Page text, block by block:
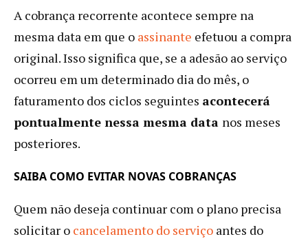
A cobrança recorrente acontece sempre na
mesma data em que o assinante efetuou a compra
original. Isso significa que, se a adesão ao serviço
ocorreu em um determinado dia do mês, o
faturamento dos ciclos seguintes acontecerá
pontualmente nessa mesma data nos meses
posteriores.
SAIBA COMO EVITAR NOVAS COBRANÇAS
Quem não deseja continuar com o plano precisa
solicitar o cancelamento do serviço antes do